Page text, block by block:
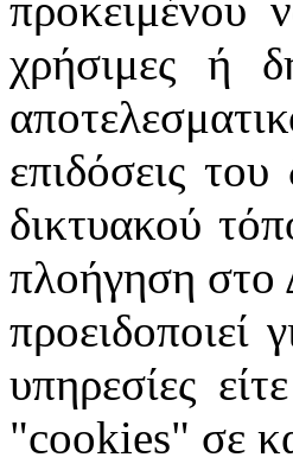
χρήσιμες ή
επιδόσεις
δικτυακού
πλοήγηση στο
υπηρεσίες
"cookies" σε